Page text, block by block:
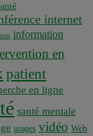
internet
information
en
patient
en ligne
santé mentale
usages vidéo Web